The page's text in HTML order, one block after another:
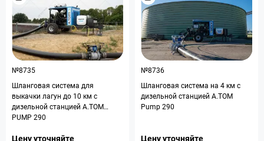
№8735
Шланговая система для
выкачки лагун до 10 км с
дизельной станцией A.TOM
PUMP 290
Цену уточняйте
№8736
Шланговая система на 4 км с
дизельной станцией A.TOM
Pump 290
Цену уточняйте